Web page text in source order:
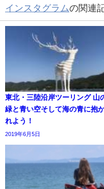
インスタグラムの関連
東北・三陸沿岸ツーリング 山
緑と青い空そして海の青に抱
れよう！
2019年6月5日